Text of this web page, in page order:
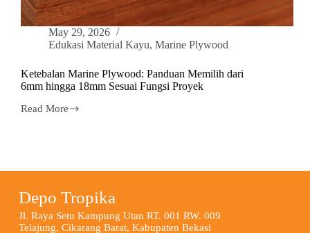
May 29, 2026
Edukasi Material Kayu, Marine Plywood
Ketebalan Marine Plywood: Panduan Memilih dari
6mm hingga 18mm Sesuai Fungsi Proyek
Read More
Depo Tropika
Jl. Raya Setu Kampung Utan RT. 001 RW. 009
Telajung, Cikarang Barat, Kabupaten Bekasi